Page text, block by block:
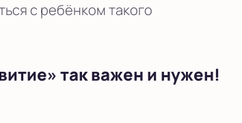
с ребёнком такого
так важен и нужен!